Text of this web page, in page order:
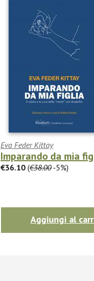
Eva Feder Kittay
Imparando da mia
€36.10 (€38.00-5%)
Aggiungi al